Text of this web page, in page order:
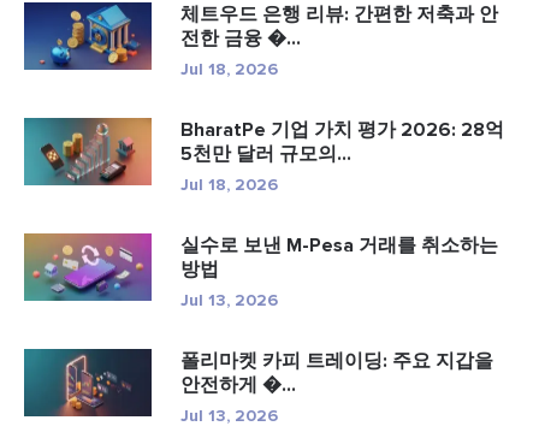
체트우드 은행 리뷰: 간편한 저축과 안
전한 금융 �...
Jul 18, 2026
BharatPe 기업 가치 평가 2026: 28억
5천만 달러 규모의...
Jul 18, 2026
실수로 보낸 M-Pesa 거래를 취소하는
방법
Jul 13, 2026
폴리마켓 카피 트레이딩: 주요 지갑을
안전하게 �...
Jul 13, 2026